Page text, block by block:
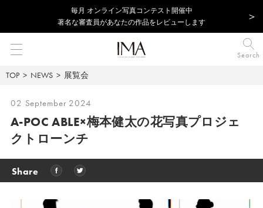
毎⽉ オンライン写真コンテスト開催中
著名な審査員があなたの作品をレビューします
Search
TOP NEWS 展覧会
02 September 2024
A-POC ABLE×梅本健太の花写真プロジェ
クトローンチ
Share